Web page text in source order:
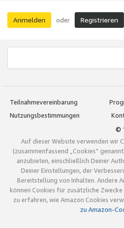
Anmelden oder Registrieren
Teilnahmevereinbarung
Nutzungsbestimmungen
©
Auf dieser Website verwenden wir
(zusammenfassend „Cookies“
anzubieten, einschließlich Deiner
Deiner Einstellungen, der
Bereitstellung von Inhalten. Andere
können Cookies für zusätzliche
zu erfahren, wie Amazon Cookies
zu Amazon-